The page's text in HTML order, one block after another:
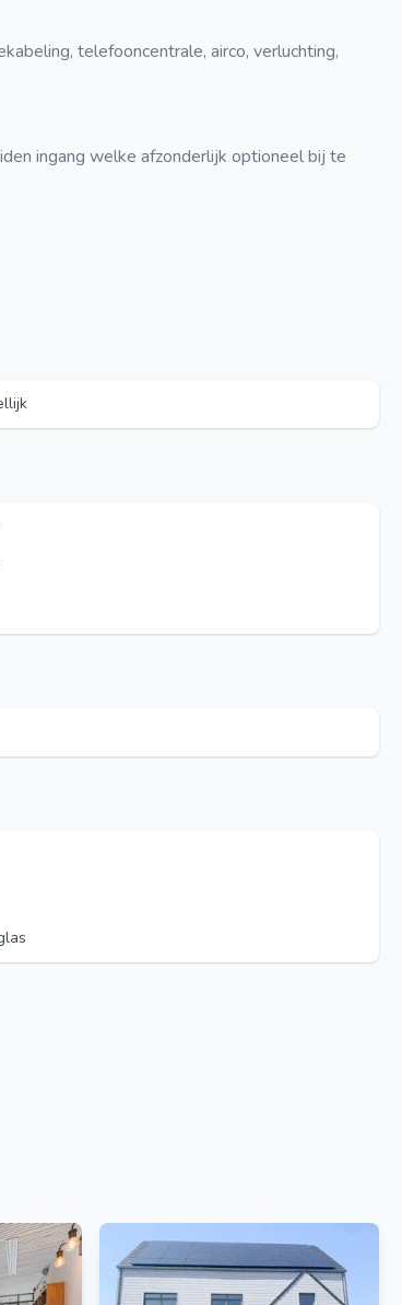
telefooncentrale, airco, verluchting,
ingang welke afzonderlijk optioneel bij te